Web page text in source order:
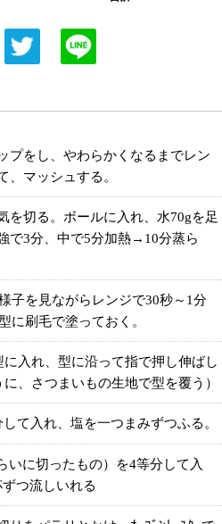
プをし、やわらかくなるまでレン
、マッシュする。
を切る。ボールに入れ、水70gを足
で3分、中で5分加熱→10分蒸ら
子を見ながらレンジで30秒～1分
に刷毛で塗っておく。
入れ、型に沿って指で押し伸ばし
、さつまいもの生地で型を覆う）
て入れ、塩を一つまみずつふる。
いに切ったもの）を4等分して入
つ流しいれる